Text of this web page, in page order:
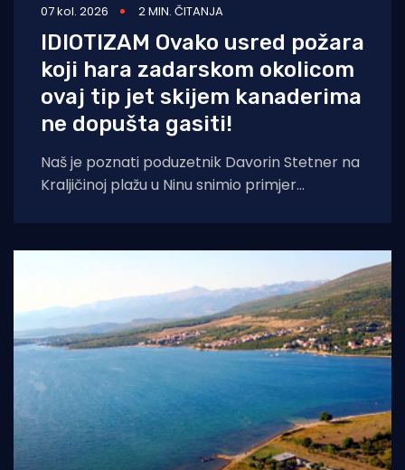
07 kol. 2026 2 MIN. ČITANJA
IDIOTIZAM Ovako usred požara
koji hara zadarskom okolicom
ovaj tip jet skijem kanaderima
ne dopušta gasiti!
Naš je poznati poduzetnik Davorin Stetner na
Kraljičinoj plažu u Ninu snimio primjer